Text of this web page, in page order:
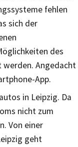
fehlen
sich der
des
Angedacht
App.
in Leipzig. Da
nicht zum
Von einer
geht